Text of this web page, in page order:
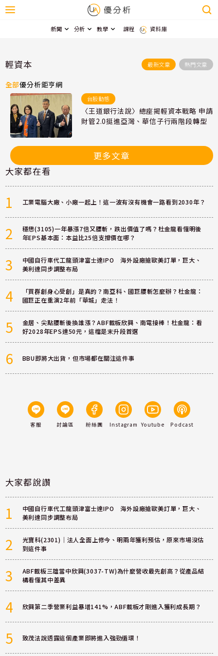
新聞 分析 教學 課程 資料庫
輕資本 最新文章 熱門文章
全部優分析鉅亨網
台股動態
〈王道銀行法說〉總座揭輕資本戰略 申請
財管2.0挺進亞灣、華信子行兩階段轉型
更多文章
大家都在看
1 工業電腦大廠、小廠一起上！這一波有沒有機會一路看到2030年？
2
穩懋(3105)一年暴漲7倍又腰斬，跌出價值了嗎？杜金龍看懂明後
年EPS基本面：本益比25倍支撐價在哪？
3
中國自行車代工龍頭津富士達IPO 海外設廠搶歐美訂單，巨大、
美利達同步調整布局
4
「買群創身心受創」是真的？南亞科、國巨腰斬怎麼辦？杜金龍：
國巨正在重演2年前「華城」走法！
5
金居、尖點腰斬後換誰漲？ABF載板欣興、南電接棒！杜金龍：看
好2028年EPS達50元，這檔是末升段首選
6 BBU即將大出貨，但市場都在關注這件事
客服 討論區 粉絲團 Instagram Youtube Podcast
大家都說讚
1
中國自行車代工龍頭津富士達IPO 海外設廠搶歐美訂單，巨大、
美利達同步調整布局
2
光寶科(2301)｜法人全面上修今、明兩年獲利預估，原來市場沒估
到這件事
3
ABF載板三雄當中欣興(3037-TW)為什麼營收最先創高？從產品結
構看懂其中差異
4 欣興第二季營業利益暴增141%，ABF載板才剛進入獲利成長期？
5 致茂法說透露這個產業即將進入強勁循環！